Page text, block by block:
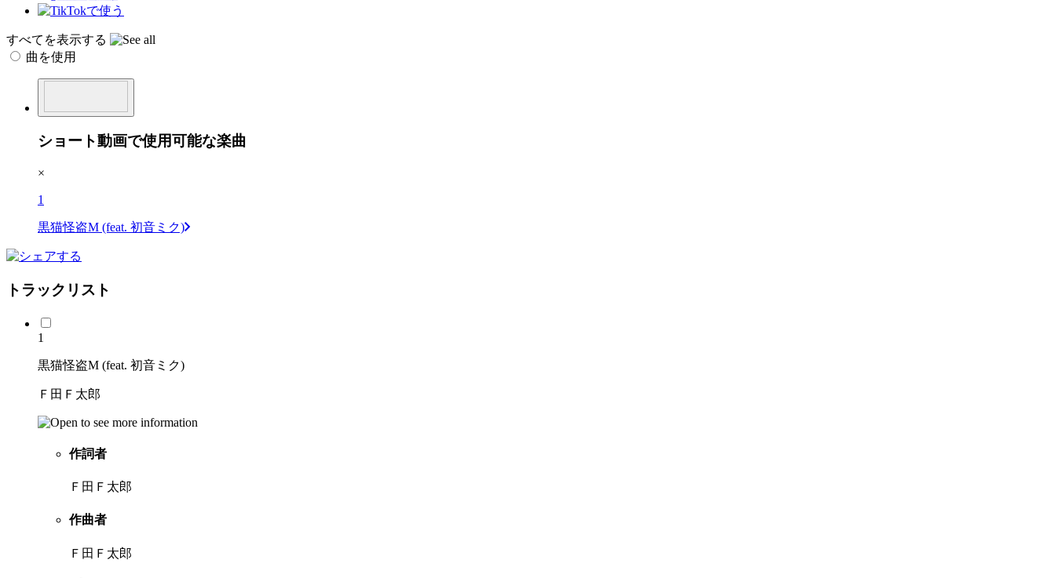
すべてを表示する
曲を使用
ショート動画で使用可能な楽曲
×
1
黒猫怪盗M (feat. 初音ミク)
トラックリスト
1
黒猫怪盗M (feat. 初音ミク)
Ｆ田Ｆ太郎
作詞者
Ｆ田Ｆ太郎
作曲者
Ｆ田Ｆ太郎